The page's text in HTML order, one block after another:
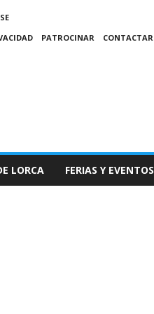
PATROCINAR CONTACTAR
LORCA FERIAS Y EVENTOS